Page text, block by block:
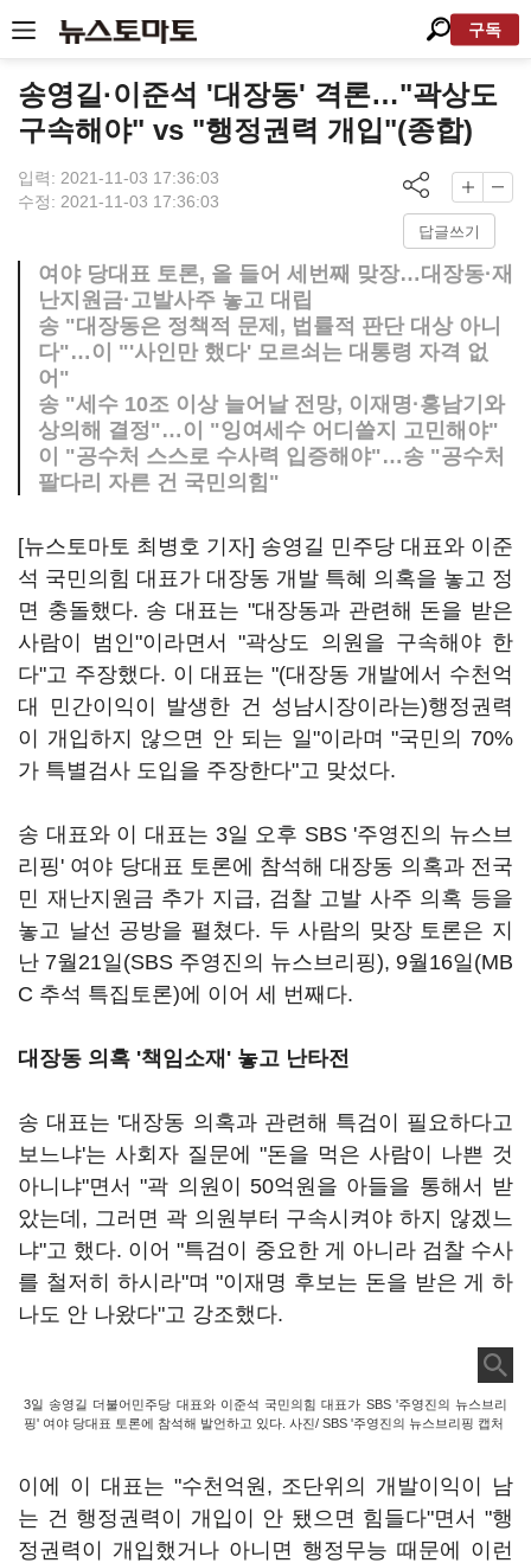
구독
송영길·이준석 '대장동' 격론…"곽상도
구속해야" vs "행정권력 개입"(종합)
입력: 2021-11-03 17:36:03
수정: 2021-11-03 17:36:03
답글쓰기
여야 당대표 토론, 올 들어 세번째 맞장…대장동·재
난지원금·고발사주 놓고 대립
송 "대장동은 정책적 문제, 법률적 판단 대상 아니
다"…이 "'사인만 했다' 모르쇠는 대통령 자격 없
어"
송 "세수 10조 이상 늘어날 전망, 이재명·홍남기와
상의해 결정"…이 "잉여세수 어디쓸지 고민해야"
이 "공수처 스스로 수사력 입증해야"…송 "공수처
팔다리 자른 건 국민의힘"
[뉴스토마토 최병호 기자] 송영길 민주당 대표와 이준
석 국민의힘 대표가 대장동 개발 특혜 의혹을 놓고 정
면 충돌했다. 송 대표는 "대장동과 관련해 돈을 받은
사람이 범인"이라면서 "곽상도 의원을 구속해야 한
다"고 주장했다. 이 대표는 "(대장동 개발에서 수천억
대 민간이익이 발생한 건 성남시장이라는)행정권력
이 개입하지 않으면 안 되는 일"이라며 "국민의 70%
가 특별검사 도입을 주장한다"고 맞섰다.
송 대표와 이 대표는 3일 오후 SBS '주영진의 뉴스브
리핑' 여야 당대표 토론에 참석해 대장동 의혹과 전국
민 재난지원금 추가 지급, 검찰 고발 사주 의혹 등을
놓고 날선 공방을 펼쳤다. 두 사람의 맞장 토론은 지
난 7월21일(SBS 주영진의 뉴스브리핑), 9월16일(MB
C 추석 특집토론)에 이어 세 번째다.
대장동 의혹 '책임소재' 놓고 난타전
송 대표는 '대장동 의혹과 관련해 특검이 필요하다고
보느냐'는 사회자 질문에 "돈을 먹은 사람이 나쁜 것
아니냐"면서 "곽 의원이 50억원을 아들을 통해서 받
았는데, 그러면 곽 의원부터 구속시켜야 하지 않겠느
냐"고 했다. 이어 "특검이 중요한 게 아니라 검찰 수사
를 철저히 하시라"며 "이재명 후보는 돈을 받은 게 하
나도 안 나왔다"고 강조했다.
3일 송영길 더불어민주당 대표와 이준석 국민의힘 대표가 SBS '주영진의 뉴스브리
핑' 여야 당대표 토론에 참석해 발언하고 있다. 사진/ SBS '주영진의 뉴스브리핑 캡처
이에 이 대표는 "수천억원, 조단위의 개발이익이 남
는 건 행정권력이 개입이 안 됐으면 힘들다"면서 "행
정권력이 개입했거나 아니면 행정무능 때문에 이런